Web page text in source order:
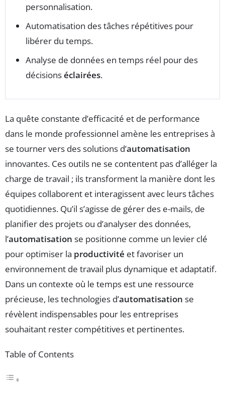
personnalisation.
Automatisation des tâches répétitives pour
libérer du temps.
Analyse de données en temps réel pour des
décisionséclairées.
La quête constante d’efficacité et de performance
dans le monde professionnel amène les entreprises à
se tourner vers des solutions d’automatisation
innovantes. Ces outils ne se contentent pas d’alléger la
charge de travail ; ils transforment la manière dont les
équipes collaborent et interagissent avec leurs tâches
quotidiennes. Qu’il s’agisse de gérer des e-mails, de
planifier des projets ou d’analyser des données,
l’automatisation se positionne comme un levier clé
pour optimiser la productivité et favoriser un
environnement de travail plus dynamique et adaptatif.
Dans un contexte où le temps est une ressource
précieuse, les technologies d’automatisation se
révèlent indispensables pour les entreprises
souhaitant rester compétitives et pertinentes.
Table of Contents